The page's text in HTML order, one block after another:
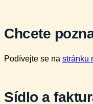
Chcete
Podívejte se na stránku
Sídlo a